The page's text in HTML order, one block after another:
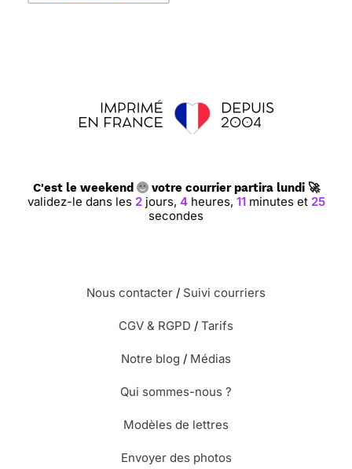
C'est le weekend votre courrier partira lundi 🚀
validez-le dans les 2jours, 4heures, 11minutes et 25
secondes
Nous contacter / Suivi courriers
CGV & RGPD / Tarifs
Notre blog / Médias
Qui sommes-nous ?
Modèles de lettres
Envoyer des photos